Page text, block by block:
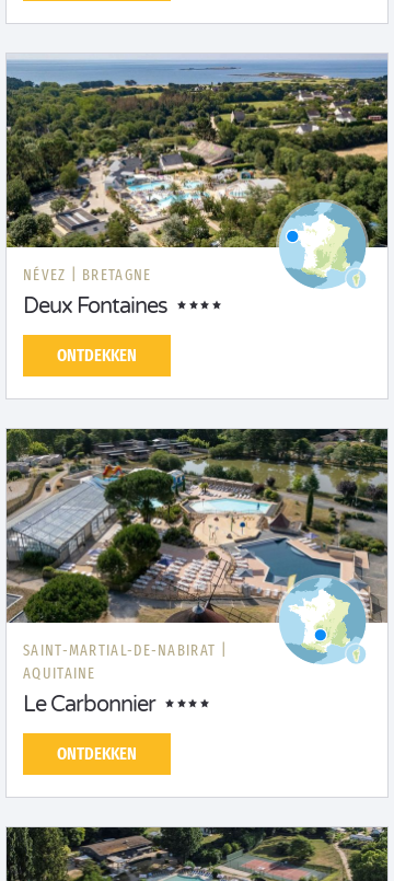
NÉVEZ | BRETAGNE
Deux Fontaines
ONTDEKKEN
SAINT-MARTIAL-DE-NABIRAT |
AQUITAINE
Le Carbonnier
ONTDEKKEN